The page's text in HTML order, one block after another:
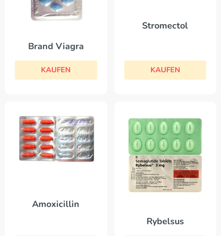
Brand Viagra
KAUFEN
Stromectol
KAUFEN
Amoxicillin
Rybelsus